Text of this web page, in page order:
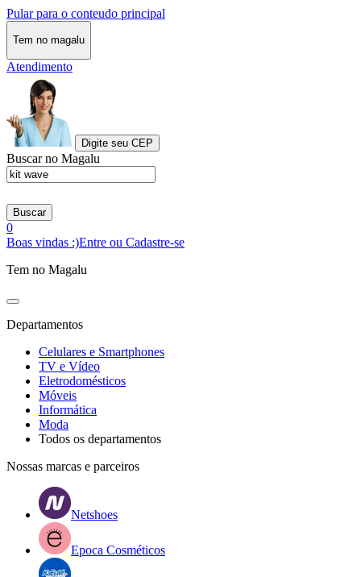
Pular para o conteudo principal
Tem no magalu
Atendimento
Digite seu CEP
Buscar no Magalu
Buscar
0
Boas vindas :)Entre ou Cadastre-se
Tem no Magalu
Departamentos
Celulares e Smartphones
TV e Vídeo
Eletrodomésticos
Móveis
Informática
Moda
Todos os departamentos
Nossas marcas e parceiros
Netshoes
Epoca Cosméticos